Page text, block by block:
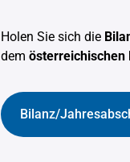
Holen Sie sich die
dem österreichischen
Bilanz/